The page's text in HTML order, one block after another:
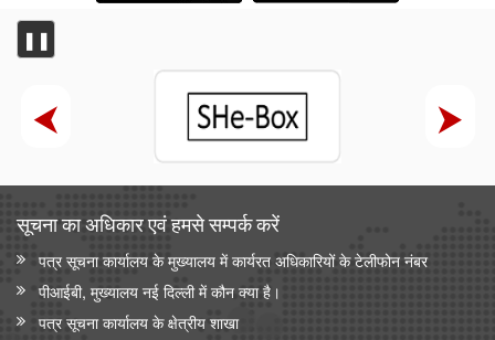
❚❚
सूचना का अधिकार एवं हमसे सम्‍पर्क करें
पत्र सूचना कार्यालय के मुख्यालय में कार्यरत अधिकारियों के टेलीफोन नंबर
पीआईबी, मुख्यालय नई दिल्ली में कौन क्या है।
पत्र सूचना कार्यालय के क्षेत्रीय शाखा